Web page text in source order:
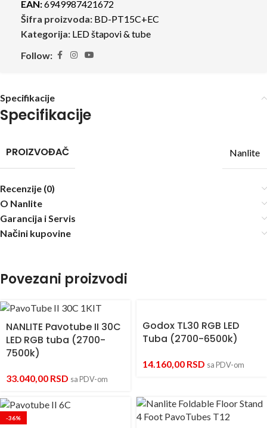
EAN:6949987421672
Šifra proizvoda: BD-PT15C+EC
Kategorija: LED štapovi & tube
Follow:
Specifikacije
Specifikacije
PROIZVOĐAČ Nanlite
Recenzije (0)
O Nanlite
Garancija i Servis
Načini kupovine
Povezani proizvodi
NANLITE Pavotube II 30C
LED RGB tuba (2700-
7500k)
33.040,00 RSD sa PDV-om
Godox TL30 RGB LED
Tuba (2700-6500k)
14.160,00 RSD sa PDV-om
-36%